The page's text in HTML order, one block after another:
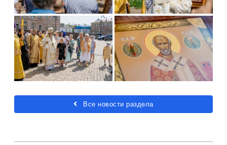
Все новости раздела